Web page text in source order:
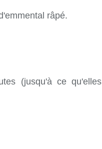
râpé.
(jusqu'à ce qu'elles